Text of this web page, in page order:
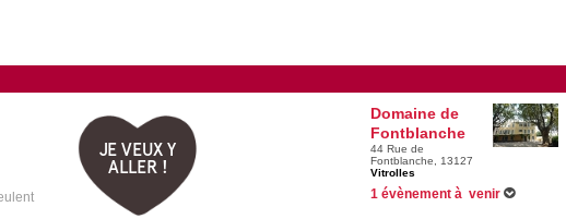
JE VEUX Y
ALLER !
Domaine de
Fontblanche
44 Rue de
Fontblanche, 13127
Vitrolles
1 évènement à venir